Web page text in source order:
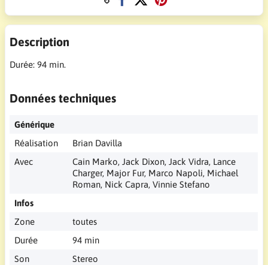
Description
Durée: 94 min.
Données techniques
Générique
Réalisation
Brian Davilla
Avec
Cain Marko, Jack Dixon, Jack Vidra, Lance
Charger, Major Fur, Marco Napoli, Michael
Roman, Nick Capra, Vinnie Stefano
Infos
Zone
toutes
Durée
94 min
Son
Stereo